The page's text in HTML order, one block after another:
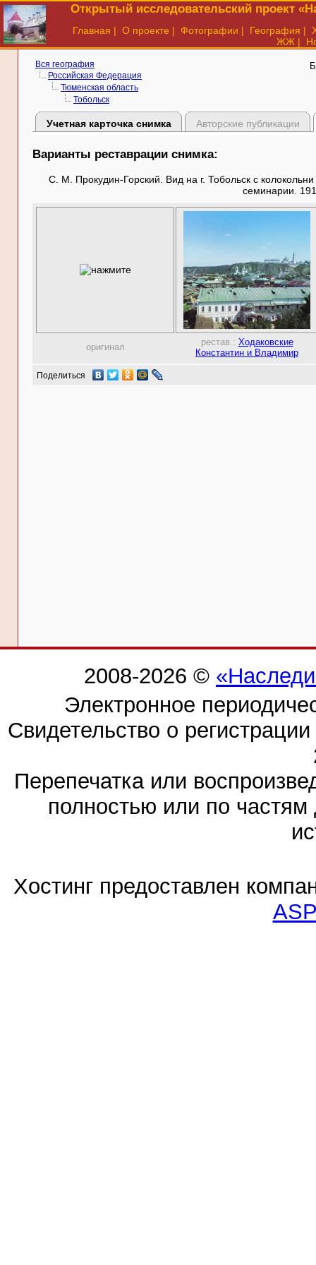
Открытый исследовательский проект
Главная | О проекте | Фотографии | География |
ЖЖ |
Вся география
Российская Федерация
Тюменская область
Тобольск
Учетная карточка снимка Авторские публикации
Варианты реставрации снимка:
С. М. Прокудин-Горский. Вид на г. Тобольск с
семинарии.
оригинал рестав.: Ходаковские
Константин и Владимир
Поделиться
2008-2026 ©
Электронное
Свидетельство о
Перепечатка или
полностью или по частям
Хостинг предоставлен